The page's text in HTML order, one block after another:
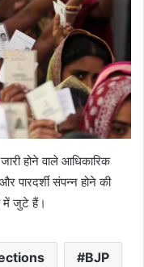
होने वाले आधिकारिक
पारदर्शी संपन्न होने की
में जुटे हैं।
BJP